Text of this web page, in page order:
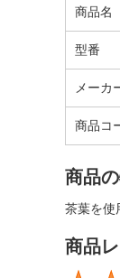
商品名
型番
メーカ
商品コ
商品
茶葉を使
商品